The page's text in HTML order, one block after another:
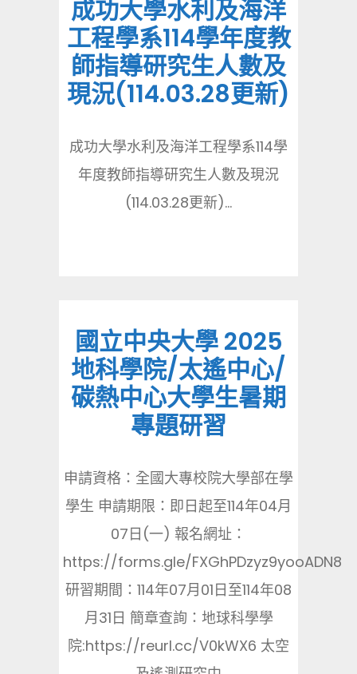
成功大學水利及海洋
工程學系114學年度教
師指導研究生人數及
現況(114.03.28更新)
成功大學水利及海洋工程學系114學
年度教師指導研究生人數及現況
(114.03.28更新)...
國立中央大學 2025
地科學院/太遙中心/
碳熱中心大學生暑期
專題研習
申請資格：全國大專校院大學部在學
學生 申請期限：即日起至114年04月
07日(一) 報名網址：
https://forms.gle/FXGhPDzyz9yooADN8
研習期間：114年07月01日至114年08
月31日 簡章查詢：地球科學學
院:https://reurl.cc/V0kWX6 太空